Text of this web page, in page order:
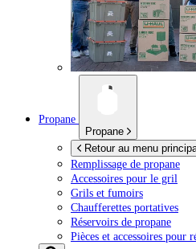
Propane
Propane
Retour au menu
Remplissage de propane
Accessoires pour le gril
Grils et fumoirs
Chaufferettes portatives
Réservoirs de propane
Pièces et accessoires pour